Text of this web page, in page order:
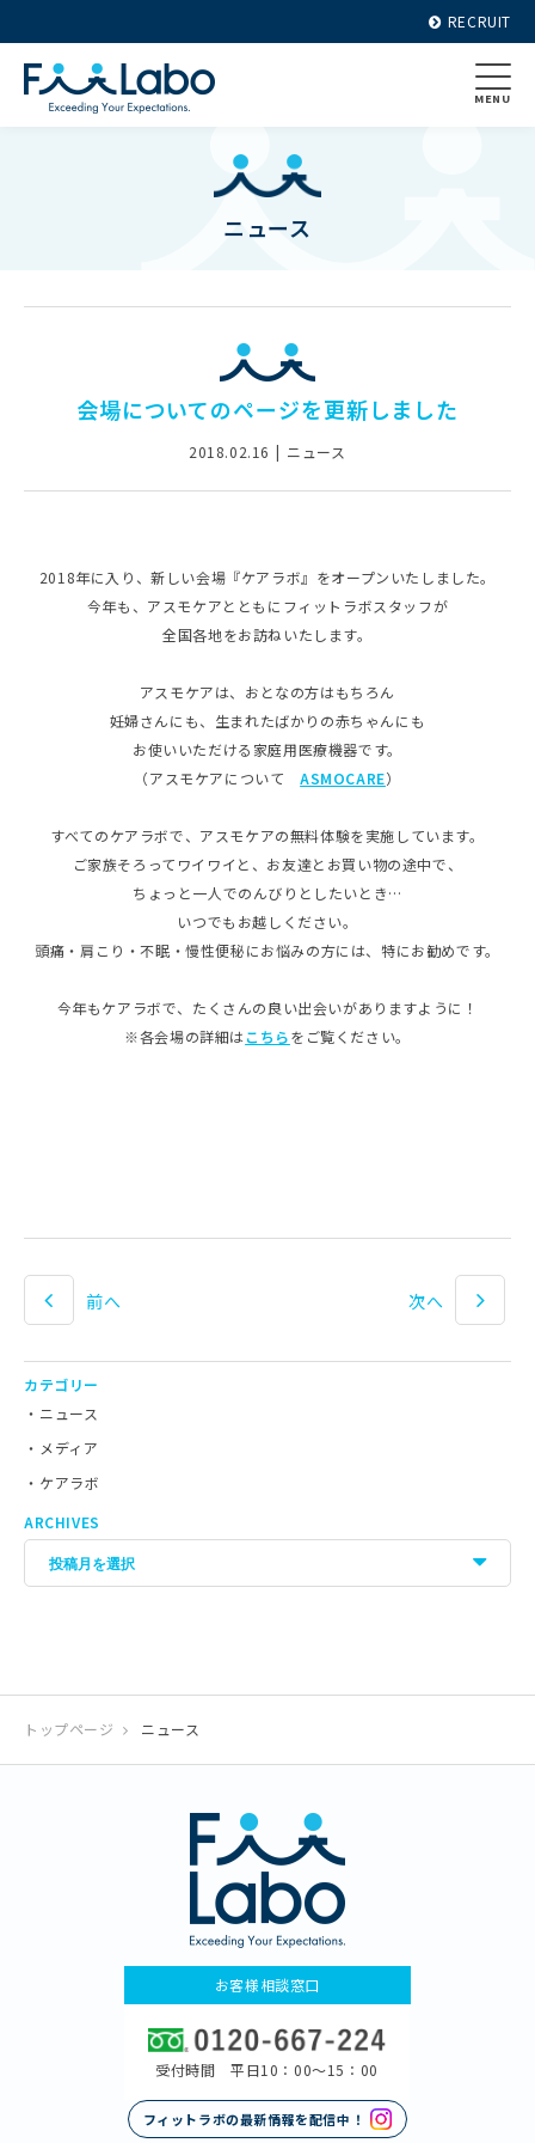
RECRUIT
MENU
ニュース
会場についてのページを更新しました
2018.02.16 ニュース
2018年に入り、新しい会場『ケアラボ』をオープンいたしました。
今年も、アスモケアとともにフィットラボスタッフが
全国各地をお訪ねいたします。
アスモケアは、おとなの方はもちろん
妊婦さんにも、生まれたばかりの赤ちゃんにも
お使いいただける家庭用医療機器です。
（アスモケアについてASMOCARE）
すべてのケアラボで、アスモケアの無料体験を実施しています。
ご家族そろってワイワイと、お友達とお買い物の途中で、
ちょっと一人でのんびりとしたいとき…
いつでもお越しください。
頭痛・肩こり・不眠・慢性便秘にお悩みの方には、特にお勧めです。
今年もケアラボで、たくさんの良い出会いがありますように！
※各会場の詳細は こちらをご覧ください。
前へ 次へ
カテゴリー
ニュース
メディア
ケアラボ
ARCHIVES
トップページ ニュース
お客様相談窓口
受付時間 平日10：00〜15：00
フィットラボの最新情報を配信中！